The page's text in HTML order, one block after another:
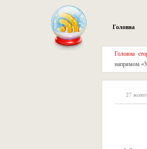
Головна
Головна
напрямом
27